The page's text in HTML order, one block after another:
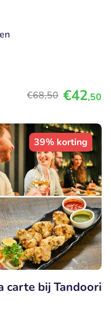
€68,50 €42,50
39% korting
carte bij Tandoori